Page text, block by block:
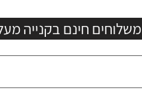
משלוחים חינם בקנייה מעל 400